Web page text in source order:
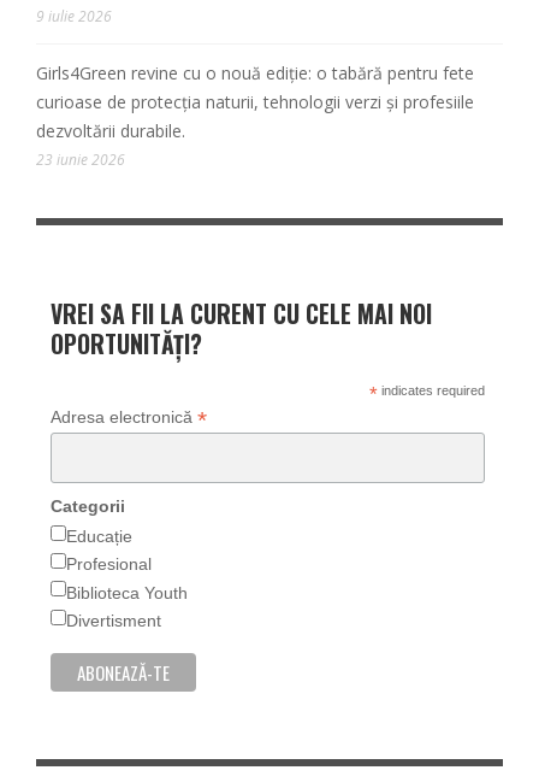
9 iulie 2026
Girls4Green revine cu o nouă ediție: o tabără pentru fete
curioase de protecția naturii, tehnologii verzi și profesiile
dezvoltării durabile.
23 iunie 2026
VREI SA FII LA CURENT CU CELE MAI NOI
OPORTUNITĂȚI?
*indicates required
Adresa electronică *
Categorii
Educație
Profesional
Biblioteca Youth
Divertisment